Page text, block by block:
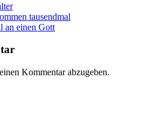
tausendmal
an einen Gott
Kommentar abzugeben.